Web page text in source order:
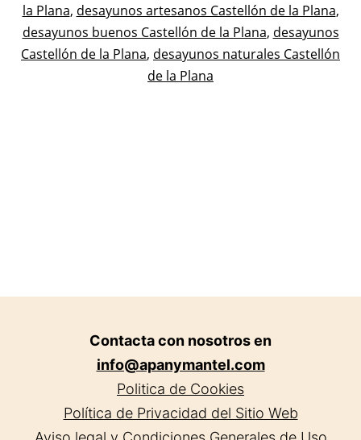
domicilio
en
Castellón
como
Desayunos
la Plana, desayunos artesanos Castellón de la Plana,
desayunos buenos Castellón de la Plana, desayunos
Castellón de la Plana, desayunos naturales Castellón
de la Plana
Contacta con nosotros en
info@apanymantel.com
Politica de Cookies
Política de Privacidad del Sitio Web